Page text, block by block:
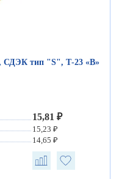
СДЭК тип "S", Т-23 «В»
15,81 ₽
15,23 ₽
14,65 ₽